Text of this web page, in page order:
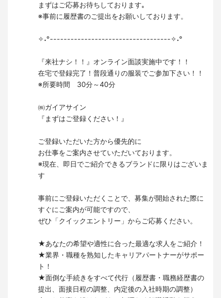
まずはご応募お待ちしております｡
※事前に履歴書のご提出をお願いしております。
✧˖°-----------------------------------✧˖°
『来社ナシ！！』オンライン面談実施中です！！
在宅で登録完了！普段通りの服装でご参加下さい！！
※所要時間 30分～40分
㈱ガイアサイン
『まずはご登録ください！』
ご登録いただいた方から優先的に
お仕事をご案内させていただいております。
※現在、即日でご紹介できるブランドに限りはございま
す
事前にご登録いただくことで、募集が開始された際に
すぐにご案内が可能ですので、
ぜひ「クイックエントリー」からご応募ください。
★あなたの希望や適性に合った最適な求人をご紹介！
★業界・職種を熟知したキャリアパートナーがサポー
ト！
★面倒な手続きをすべて代行（履歴書・職務経歴書の
提出、面接日程の調整、内定後の入社時期の調整）